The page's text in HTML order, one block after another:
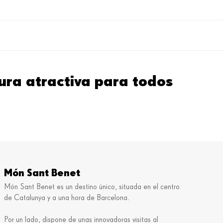
atractiva para todos
Món Sant Benet
Món Sant Benet es un destino único, situada en el centro
de Catalunya y a una hora de Barcelona.
Por un lado, dispone de unas innovadoras visitas al